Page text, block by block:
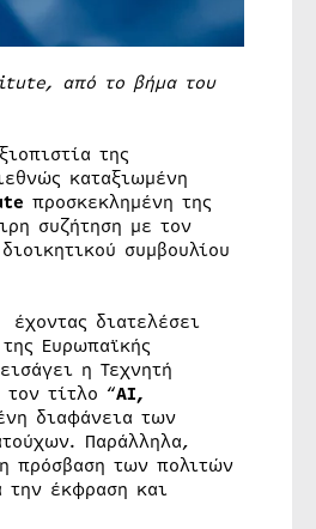
, από το βήμα του
της
καταξιωμένη
προσκεκλημένη της
συζήτηση με τον
συμβουλίου
διατελέσει
Ευρωπαϊκής
η Τεχνητή
τίτλο “AI,
διαφάνεια των
Παράλληλα,
πρόσβαση των πολιτών
την έκφραση και